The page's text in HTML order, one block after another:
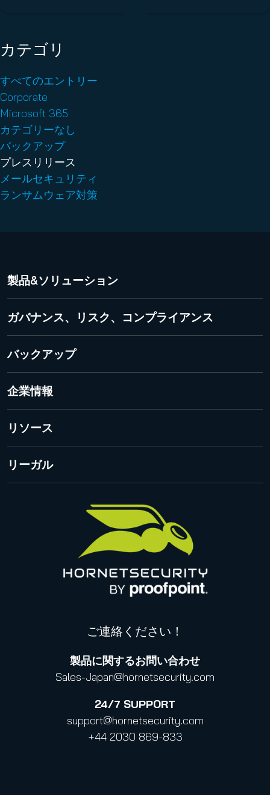
カテゴリ
すべてのエントリー
Corporate
Microsoft 365
カテゴリーなし
バックアップ
プレスリリース
メールセキュリティ
ランサムウェア対策
製品&ソリューション
DMARC Manager
Security Awareness Service
Vade for M365 Email Security
ガバナンス、リスク、コンプライアンス
365 Permission Manager
バックアップ
365 Total Backup
企業情報
私たちについて
グローバル拠点
プレスリリース
リソース
Hornetsecurityブログ
リーガル
連絡先情報におけるプライバシーポリシー
ご連絡ください！
製品に関するお問い合わせ
Sales-Japan@hornetsecurity.com
24/7 SUPPORT
support@hornetsecurity.com
+44 2030 869-833